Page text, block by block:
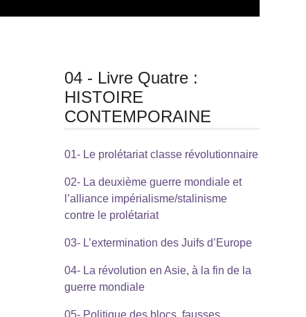
04 - Livre Quatre :
HISTOIRE
CONTEMPORAINE
01- Le prolétariat classe révolutionnaire
02- La deuxième guerre mondiale et
l’alliance impérialisme/stalinisme
contre le prolétariat
03- L’extermination des Juifs d’Europe
04- La révolution en Asie, à la fin de la
guerre mondiale
05- Politique des blocs, fausses